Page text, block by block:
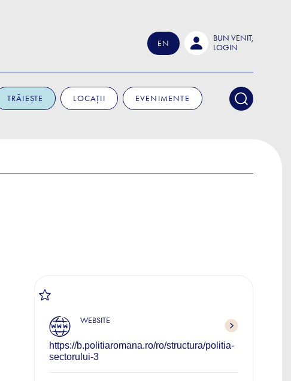
EN
BUN VENIT,
LOGIN
TRĂIEȘTE LOCAȚII EVENIMENTE
WEBSITE
https://b.politiaromana.ro/ro/structura/politia-
sectorului-3